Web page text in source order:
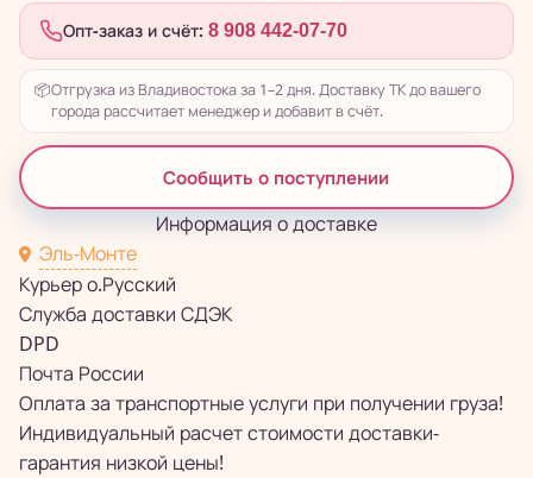
Опт-заказ и счёт: 8 908 442-07-70
📦Отгрузка из Владивостока за 1–2 дня. Доставку ТК до вашего
города рассчитает менеджер и добавит в счёт.
Сообщить о поступлении
Информация о доставке
Эль-Монте
Курьер о.Русский
Служба доставки СДЭК
DPD
Почта России
Оплата за транспортные услуги при получении груза!
Индивидуальный расчет стоимости доставки-
гарантия низкой цены!